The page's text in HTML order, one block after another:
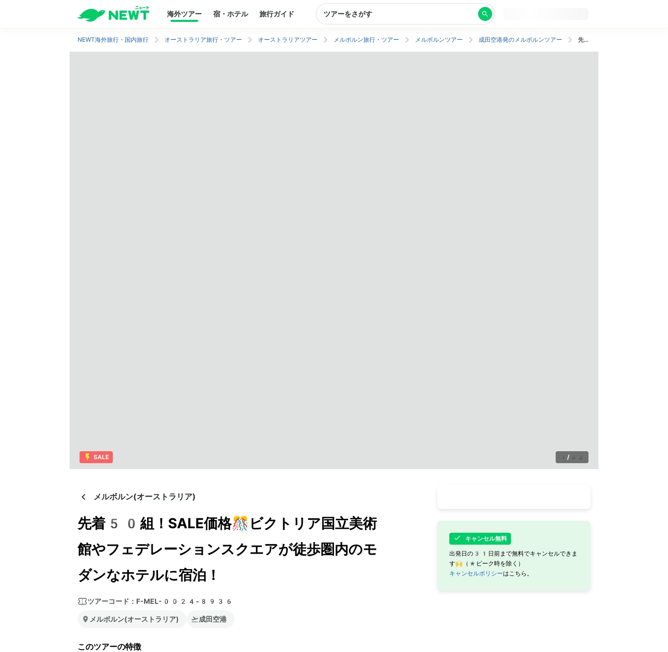
海外ツアー 宿・ホテル 旅行ガイド ツアーをさがす
NEWT海外旅行・国内旅行 オーストラリア旅行・ツアー オーストラリアツアー メルボルン旅行・ツアー メルボルンツアー 成田空港発のメルボルンツアー 先着50組！SALE価格🎊ビクトリア国立美術館やフェデレーションスクエアが徒歩圏内のモダンなホテルに宿泊！
1 / 32
SALE
メルボルン(オーストラリア)
先着50組！SALE価格🎊ビクトリア国立美術
館やフェデレーションスクエアが徒歩圏内のモ
ダンなホテルに宿泊！
ツアーコード： F-MEL-0024-8936
メルボルン(オーストラリア) 成田空港
このツアーの特徴
キャンセル無料
出発日の31日前まで無料でキャンセルできま
す🙌（*ピーク時を除く）
キャンセルポリシーはこちら。